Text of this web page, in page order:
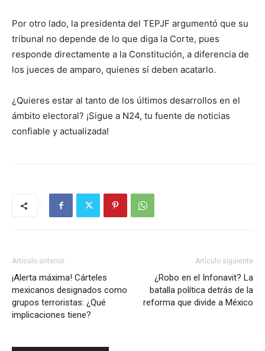
Por otro lado, la presidenta del TEPJF argumentó que su
tribunal no depende de lo que diga la Corte, pues
responde directamente a la Constitución, a diferencia de
los jueces de amparo, quienes sí deben acatarlo.
¿Quieres estar al tanto de los últimos desarrollos en el
ámbito electoral? ¡Sigue a N24, tu fuente de noticias
confiable y actualizada!
Artículo anterior
¡Alerta máxima! Cárteles
mexicanos designados como
grupos terroristas: ¿Qué
implicaciones tiene?
Artículo siguiente
¿Robo en el Infonavit? La
batalla política detrás de la
reforma que divide a México